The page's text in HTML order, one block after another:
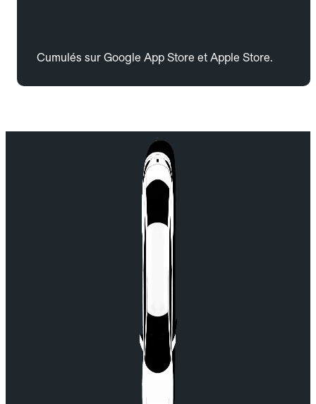
Cumulés sur Google App Store et Apple Store.